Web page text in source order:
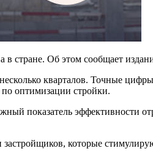
стране. Об этом сообщает
кварталов. Точные
по оптимизации стройки.
показатель эффективности
которые